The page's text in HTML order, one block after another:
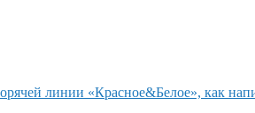
линии «Красное&Белое», как